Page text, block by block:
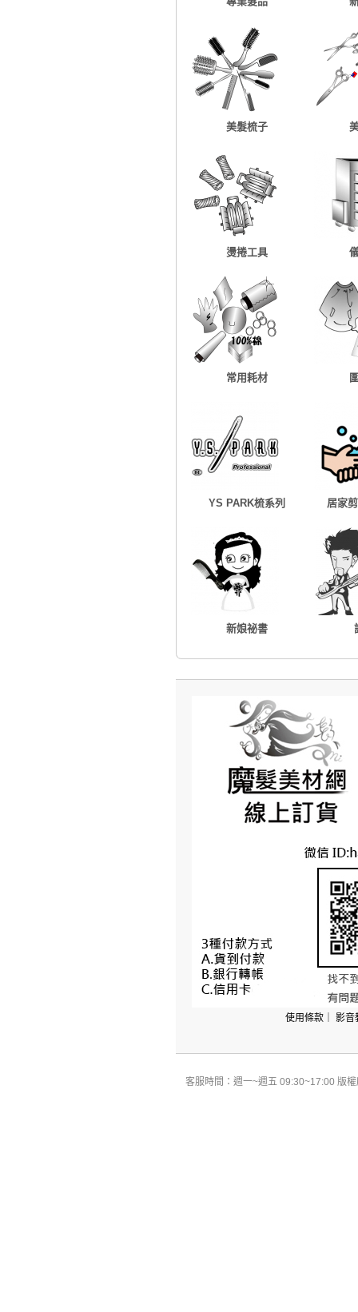
美髮梳子
燙捲工具
常用耗材
YS PARK梳系列 居家
新娘祕書
使用條款 影音
客服時間：週一~週五 09:30~17:00 版